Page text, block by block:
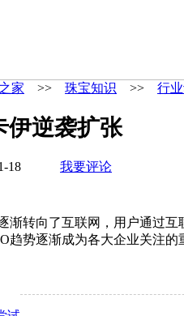
家 >> 珠宝知识 >> 行
伊逆袭扩张
11-18 我要评论
渐转向了互联网，用户通过
势逐渐成为各大企业关注的